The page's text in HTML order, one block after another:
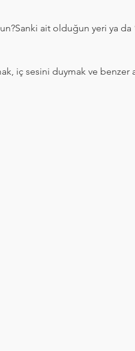
ait olduğun yeri ya da
iç sesini duymak ve benzer